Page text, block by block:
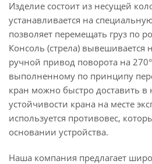
Изделие состоит из несущей
устанавливается на
позволяет перемещать груз по
Консоль (стрела) вывешивается
ручной привод поворота на
выполненному по принципу
кран можно быстро доставить в
устойчивости крана на месте
используется противовес,
основании устройства.
Наша компания предлагает